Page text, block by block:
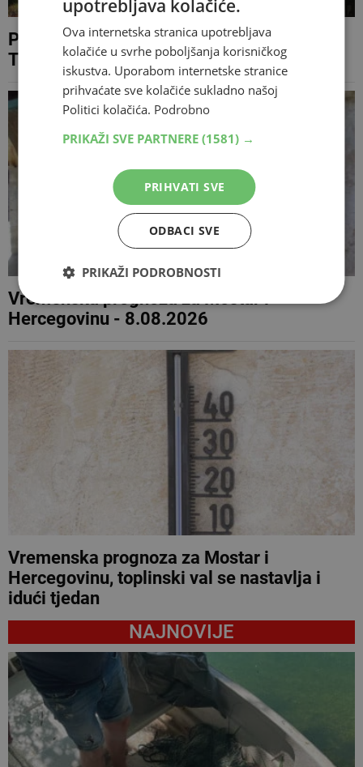
Požar kod Konjica i dalje aktivan, Air
Tractor djelovao 12 puta
Vremenska prognoza za Mostar i
Hercegovinu - 8.08.2026
Vremenska prognoza za Mostar i
Hercegovinu, toplinski val se nastavlja i
idući tjedan
NAJNOVIJE
upotrebljava kolačiće.
Ova internetska stranica upotrebljava
kolačiće u svrhe poboljšanja korisničkog
iskustva. Uporabom internetske stranice
prihvaćate sve kolačiće sukladno našoj
Politici kolačića. Podrobno
PRIKAŽI SVE PARTNERE (1581) →
PRIHVATI SVE
ODBACI SVE
PRIKAŽI PODROBNOSTI